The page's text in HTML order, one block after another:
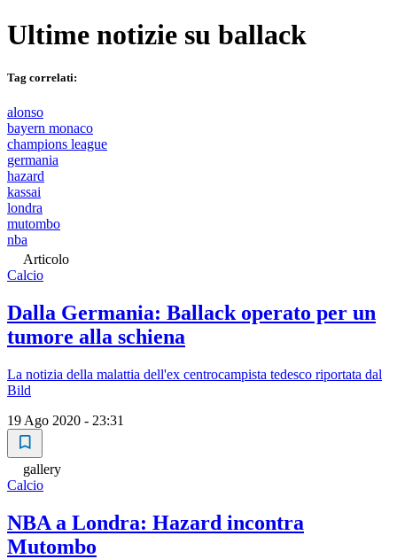
Ultime notizie su ballack
Tag correlati:
alonso
bayern monaco
champions league
germania
hazard
kassai
londra
mutombo
nba
Articolo
Calcio
Dalla Germania: Ballack operato per un
tumore alla schiena
La notizia della malattia dell'ex centrocampista tedesco riportata dal
Bild
19 Ago 2020 - 23:31
gallery
Calcio
NBA a Londra: Hazard incontra
Mutombo